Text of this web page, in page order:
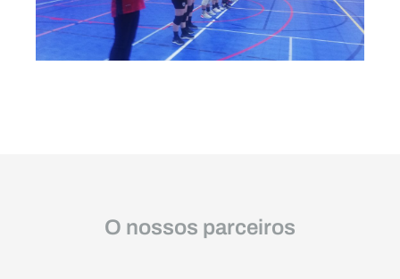
O nossos parceiros